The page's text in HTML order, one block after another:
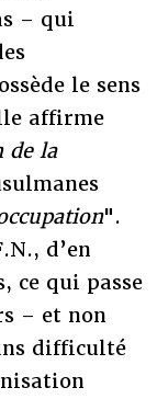
– qui
le sens
affirme
de la
".
d’en
ce qui passe
– et non
difficulté